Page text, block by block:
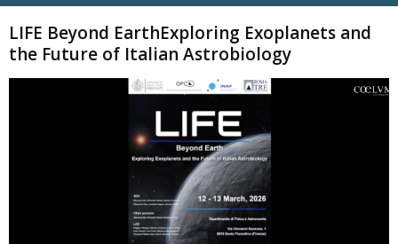
LIFE Beyond EarthExploring Exoplanets and
the Future of Italian Astrobiology